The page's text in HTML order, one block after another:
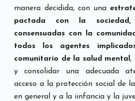
manera decidida, con una
pactada con la sociedad,
consensuadas con la
todos los agentes
comunitario de la sa lud mental ,
y consolidar una adecuada
accesoa laprotección social de la
engeneraly a la iinfancia y la